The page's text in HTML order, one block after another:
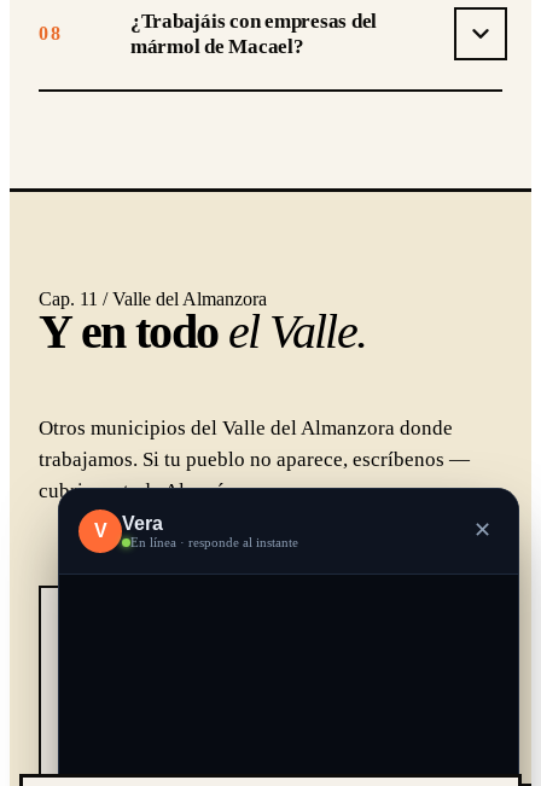
08
¿Trabajáis con empresas del
mármol de Macael?
Cap. 11 / Valle del Almanzora
Y en todo el Valle.
Otros municipios del Valle del Almanzora donde
trabajamos. Si tu pueblo no aparece, escríbenos —
cubrimos toda Almería.
V Vera
En línea · responde al instante ✕